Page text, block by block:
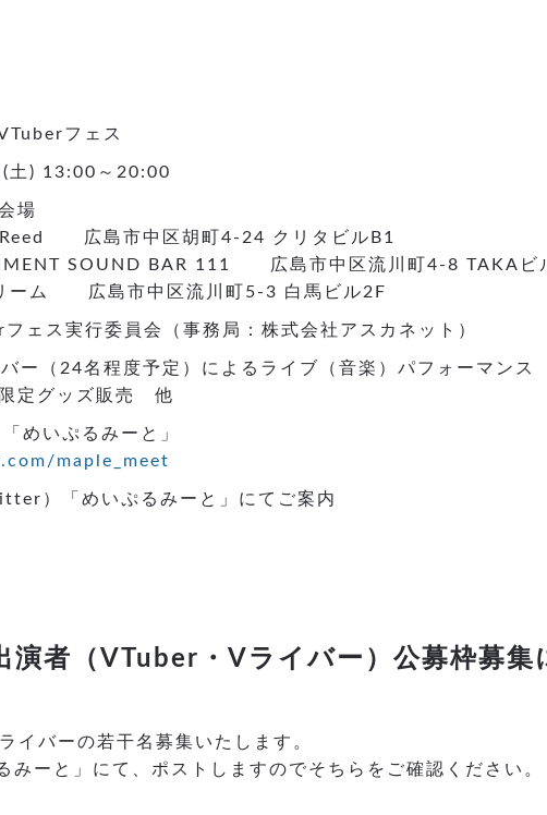
フェス
土) 13:00～20:00
場
広島市中区胡町4-24 クリタビルB1
SOUND BAR 111 広島市中区流川町4-8 TAKAビ
ーム 広島市中区流川町5-3 白馬ビル2F
ェス実行委員会（事務局：株式会社アスカネット）
ー（24名程度予定）によるライブ（音楽）パフォーマンス
定グッズ販売 他
めいぷるみーと」
maple_meet
）「めいぷるみーと」にてご案内
者（VTuber・Vライバー）公募枠募集
イバーの若干名募集いたします。
ーと」にて、ポストしますのでそちらをご確認ください。